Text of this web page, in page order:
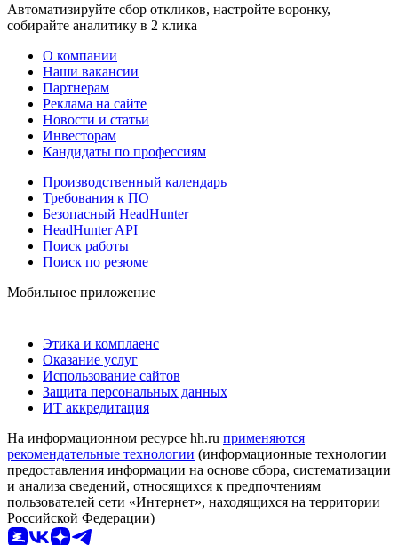
Автоматизируйте сбор откликов, настройте воронку,
собирайте аналитику в 2 клика
О компании
Наши вакансии
Партнерам
Реклама на сайте
Новости и статьи
Инвесторам
Кандидаты по профессиям
Производственный календарь
Требования к ПО
Безопасный HeadHunter
HeadHunter API
Поиск работы
Поиск по резюме
Мобильное приложение
Этика и комплаенс
Оказание услуг
Использование сайтов
Защита персональных данных
ИТ аккредитация
На информационном ресурсе hh.ru применяются
рекомендательные технологии (информационные технологии
предоставления информации на основе сбора, систематизации
и анализа сведений, относящихся к предпочтениям
пользователей сети «Интернет», находящихся на территории
Российской Федерации)